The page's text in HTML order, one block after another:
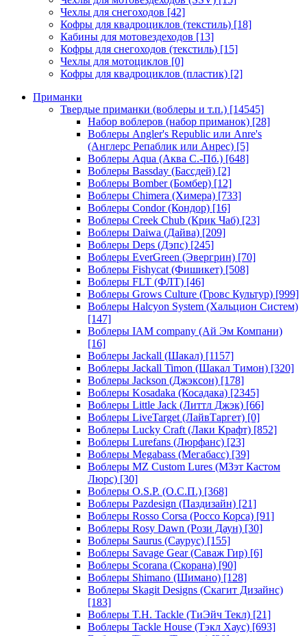
Чехлы для снегоходов [42]
Кофры для квадроциклов (текстиль) [18]
Кабины для мотовездеходов [13]
Кофры для снегоходов (текстиль) [15]
Чехлы для мотоциклов [0]
Кофры для квадроциклов (пластик) [2]
Приманки
Твердые приманки (воблеры и т.п.) [14545]
Набор воблеров (набор приманок) [28]
Воблеры Angler's Republic или Anre's
(Англерс Репаблик или Анрес) [5]
Воблеры Aqua (Аква С.-Пб.) [648]
Воблеры Bassday (Бассдей) [2]
Воблеры Bomber (Бомбер) [12]
Воблеры Chimera (Химера) [733]
Воблеры Condor (Кондор) [16]
Воблеры Creek Chub (Крик Чаб) [23]
Воблеры Daiwa (Дайва) [209]
Воблеры Deps (Дэпс) [245]
Воблеры EverGreen (Эвергрин) [70]
Воблеры Fishycat (Фишикет) [508]
Воблеры FLT (ФЛТ) [46]
Воблеры Grows Culture (Гровс Культур) [999]
Воблеры Halcyon System (Хальцион Систем)
[147]
Воблеры IAM company (Ай Эм Компани)
[16]
Воблеры Jackall (Шакал) [1157]
Воблеры Jackall Timon (Шакал Тимон) [320]
Воблеры Jackson (Джэксон) [178]
Воблеры Kosadaka (Косадака) [2345]
Воблеры Little Jack (Литтл Джэк) [66]
Воблеры LiveTarget (ЛайвТаргет) [0]
Воблеры Lucky Craft (Лаки Крафт) [852]
Воблеры Lurefans (Люрфанс) [23]
Воблеры Megabass (Мегабасс) [39]
Воблеры MZ Custom Lures (МЗэт Кастом
Люрс) [30]
Воблеры O.S.P. (О.С.П.) [368]
Воблеры Pazdesign (Паздизайн) [21]
Воблеры Rosso Corsa (Россо Корса) [91]
Воблеры Rosy Dawn (Рози Даун) [30]
Воблеры Saurus (Саурус) [155]
Воблеры Savage Gear (Саваж Гир) [6]
Воблеры Scorana (Скорана) [90]
Воблеры Shimano (Шимано) [128]
Воблеры Skagit Designs (Скагит Дизайнс)
[183]
Воблеры T.H. Tackle (ТиЭйч Текл) [21]
Воблеры Tackle House (Тэкл Хаус) [693]